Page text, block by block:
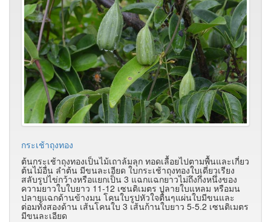
กระเช้าถุงทอง
ต้นกระเช้าถุงทองเป็นไม้เถาล้มลุก ทอดเลื้อยไปตามพื้นและเกี่ยว
ต้นไม้อื่น ลำต้น มีขนละเอียด ใบกระเช้าถุงทองใบเดี่ยวเรียง
สลับรูปไข่กว้างหรือแยกเป็น 3 แฉกแฉกยาวไม่ถึงกึ่งหนึ่งของ
ความยาวใบใบยาว 11-12 เซนติเมตร ปลายใบแหลม หรือมน
ปลายแฉกด้านข้างมน โคนใบรูปหัวใจตื้นๆแผ่นใบมีขนและ
ต่อมทั้งสองด้าน เส้นโคนใบ 3 เส้นก้านใบยาว 5-5.2 เซนติเมตร
มีขนละเอียด